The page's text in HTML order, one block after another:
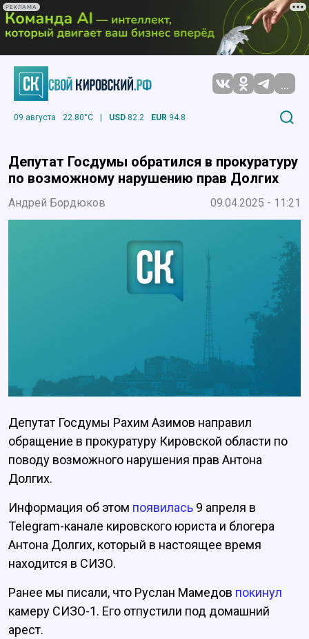
РЕКЛАМА
...
09 августа 22.80°C | USD 82.2 EUR 94.8
Депутат Госдумы обратился в прокуратуру
по возможному нарушению прав Долгих
Андрей Бордюков 09.04.2025 - 11:21
Депутат Госдумы Рахим Азимов направил
обращение в прокуратуру Кировской области по
поводу возможного нарушения прав Антона
Долгих.
Информация об этом появилась 9 апреля в
Telegram-канале кировского юриста и блогера
Антона Долгих, который в настоящее время
находится в СИЗО.
Ранее мы писали, что Руслан Мамедов покинул
камеру СИЗО-1. Его отпустили под домашний
арест.